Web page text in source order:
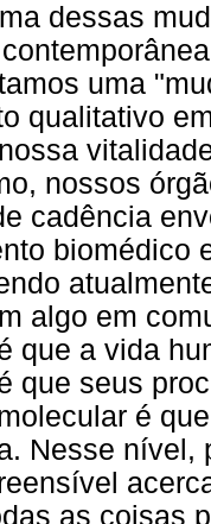
dessas
uma
qualitativo
nossos
cadência
biomédico
algo em
que a vida
que seus
é
Nesse nível,
as coisas